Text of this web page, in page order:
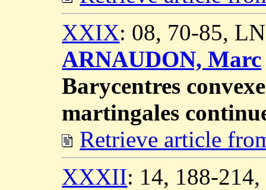
XXIX: 08, 70-85,
ARNAUDON, Marc
Barycentres
martingales
Retrieve article
XXXII: 14, 188-